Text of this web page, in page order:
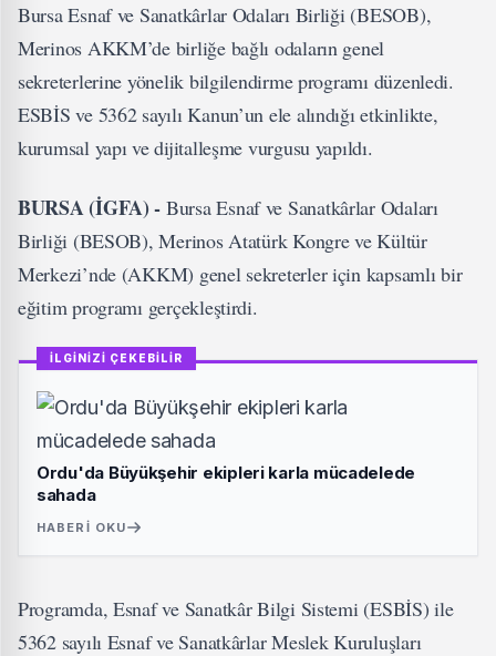
Bursa Esnaf ve Sanatkârlar Odaları Birliği (BESOB),
Merinos AKKM’de birliğe bağlı odaların genel
sekreterlerine yönelik bilgilendirme programı düzenledi.
ESBİS ve 5362 sayılı Kanun’un ele alındığı etkinlikte,
kurumsal yapı ve dijitalleşme vurgusu yapıldı.
BURSA (İGFA) - Bursa Esnaf ve Sanatkârlar Odaları
Birliği (BESOB), Merinos Atatürk Kongre ve Kültür
Merkezi’nde (AKKM) genel sekreterler için kapsamlı bir
eğitim programı gerçekleştirdi.
İLGİNİZİ ÇEKEBİLİR
Ordu'da Büyükşehir ekipleri karla mücadelede
sahada
HABERI OKU
Programda, Esnaf ve Sanatkâr Bilgi Sistemi (ESBİS) ile
5362 sayılı Esnaf ve Sanatkârlar Meslek Kuruluşları